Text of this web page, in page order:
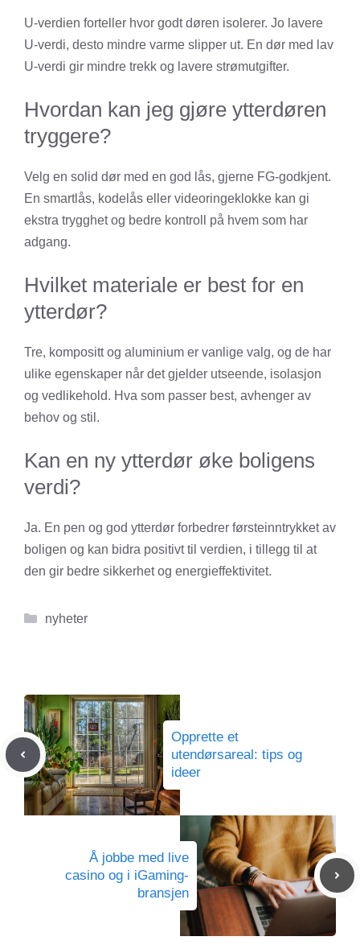
U-verdien forteller hvor godt døren isolerer. Jo lavere
U-verdi, desto mindre varme slipper ut. En dør med lav
U-verdi gir mindre trekk og lavere strømutgifter.
Hvordan kan jeg gjøre ytterdøren
tryggere?
Velg en solid dør med en god lås, gjerne FG-godkjent.
En smartlås, kodelås eller videoringeklokke kan gi
ekstra trygghet og bedre kontroll på hvem som har
adgang.
Hvilket materiale er best for en
ytterdør?
Tre, kompositt og aluminium er vanlige valg, og de har
ulike egenskaper når det gjelder utseende, isolasjon
og vedlikehold. Hva som passer best, avhenger av
behov og stil.
Kan en ny ytterdør øke boligens
verdi?
Ja. En pen og god ytterdør forbedrer førsteinntrykket av
boligen og kan bidra positivt til verdien, i tillegg til at
den gir bedre sikkerhet og energieffektivitet.
Kategorier
nyheter
Opprette et
utendørsareal: tips og
ideer
Å jobbe med live
casino og i iGaming-
bransjen